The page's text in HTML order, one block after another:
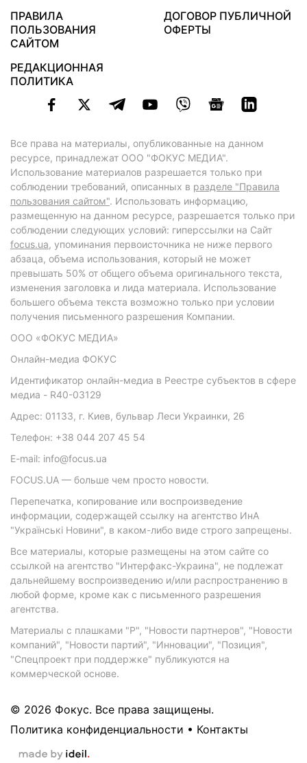
ПРАВИЛА
ПОЛЬЗОВАНИЯ
САЙТОМ
ДОГОВОР ПУБЛИЧНОЙ
ОФЕРТЫ
РЕДАКЦИОННАЯ
ПОЛИТИКА
Все права на материалы, опубликованные на данном
ресурсе, принадлежат ООО "ФОКУС МЕДИА".
Использование материалов разрешается только при
соблюдении требований, описанных в разделе "Правила
пользования сайтом". Использовать информацию,
размещенную на данном ресурсе, разрешается только при
соблюдении следующих условий: гиперссылки на Сайт
focus.ua, упоминания первоисточника не ниже первого
абзаца, объема использования, который не может
превышать 50% от общего объема оригинального текста,
изменения заголовка и лида материала. Использование
большего объема текста возможно только при условии
получения письменного разрешения Компании.
ООО «ФОКУС МЕДИА»
Онлайн-медиа ФОКУС
Идентификатор онлайн-медиа в Реестре субъектов в сфере
медиа - R40-03129
Адрес: 01133, г. Киев, бульвар Леси Украинки, 26
Телефон: +38 044 207 45 54
E-mail: info@focus.ua
FOCUS.UA — больше чем просто новости.
Перепечатка, копирование или воспроизведение
информации, содержащей ссылку на агентство ИнА
"Українські Новини", в каком-либо виде строго запрещены.
Все материалы, которые размещены на этом сайте со
ссылкой на агентство "Интерфакс-Украина", не подлежат
дальнейшему воспроизведению и/или распространению в
любой форме, кроме как с письменного разрешения
агентства.
Материалы с плашками "Р", "Новости партнеров", "Новости
компаний", "Новости партий", "Инновации", "Позиция",
"Спецпроект при поддержке" публикуются на
коммерческой основе.
© 2026 Фокус. Все права защищены.
Политика конфиденциальности • Контакты